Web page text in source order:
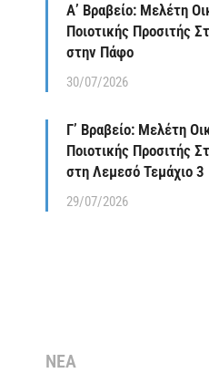
Α’ Βραβείο: Μελέτη
Ποιοτικής Προσιτής
στην Πάφο
30/07/2026
Γ’ Βραβείο: Μελέτη
Ποιοτικής Προσιτής
στη Λεμεσό Τεμάχιο 3
29/07/2026
ΝΕΑ